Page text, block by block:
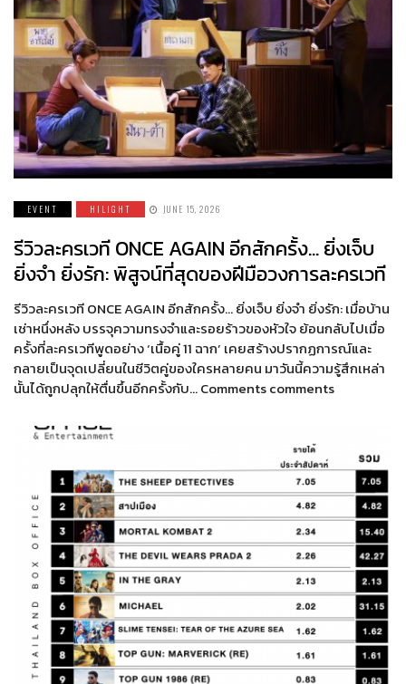
EVENT HILIGHT JUNE 15, 2026
รีวิวละครเวที ONCE AGAIN อีกสักครั้ง… ยิ่งเจ็บ
ยิ่งจำ ยิ่งรัก: พิสูจน์ที่สุดของฝีมือวงการละครเวที
รีวิวละครเวที ONCE AGAIN อีกสักครั้ง… ยิ่งเจ็บ ยิ่งจำ ยิ่งรัก: เมื่อบ้าน
เช่าหนึ่งหลัง บรรจุความทรงจำและรอยร้าวของหัวใจ ย้อนกลับไปเมื่อ
ครั้งที่ละครเวทีพูดอย่าง ‘เนื้อคู่ 11 ฉาก’ เคยสร้างปรากฏการณ์และ
กลายเป็นจุดเปลี่ยนในชีวิตคู่ของใครหลายคน มาวันนี้ความรู้สึกเหล่า
นั้นได้ถูกปลุกให้ตื่นขึ้นอีกครั้งกับ… Comments comments